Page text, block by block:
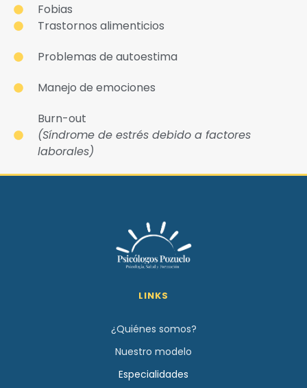
Fobias
Trastornos alimenticios
Problemas de autoestima
Manejo de emociones
Burn-out
(Síndrome de estrés debido a factores
laborales)
LINKS
¿Quiénes somos?
Nuestro modelo
Especialidades